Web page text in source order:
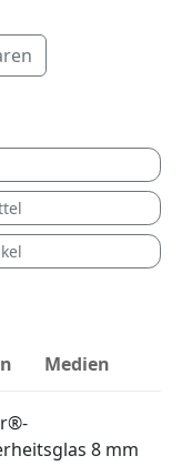
Medien
8 mm